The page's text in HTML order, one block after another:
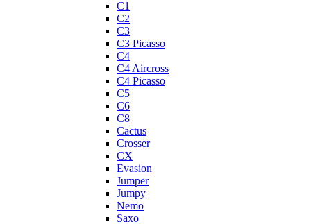
C1
C2
C3
C3 Picasso
C4
C4 Aircross
C4 Picasso
C5
C6
C8
Cactus
Crosser
CX
Evasion
Jumper
Jumpy
Nemo
Saxo